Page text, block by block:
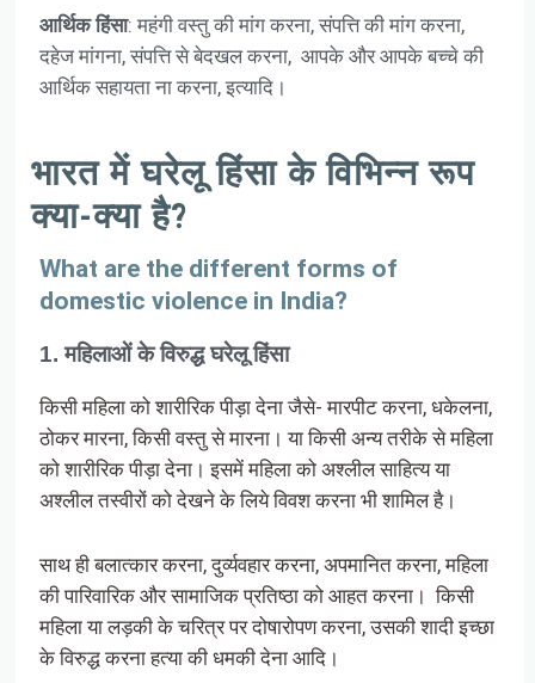
आर्थिक हिंसा: महंगी वस्तु की मांग करना, संपत्ति की मांग करना,
दहेज मांगना, संपत्ति से बेदखल करना, आपके और आपके बच्चे की
आर्थिक सहायता ना करना, इत्यादि।
भारत में घरेलू हिंसा के विभिन्न रूप
क्या-क्या है?
What are the different forms of
domestic violence in India?
1. महिलाओं के विरुद्ध घरेलू हिंसा
किसी महिला को शारीरिक पीड़ा देना जैसे- मारपीट करना, धकेलना,
ठोकर मारना, किसी वस्तु से मारना। या किसी अन्य तरीके से महिला
को शारीरिक पीड़ा देना। इसमें महिला को अश्लील साहित्य या
अश्लील तस्वीरों को देखने के लिये विवश करना भी शामिल है।
साथ ही बलात्कार करना, दुर्व्यवहार करना, अपमानित करना, महिला
की पारिवारिक और सामाजिक प्रतिष्ठा को आहत करना। किसी
महिला या लड़की के चरित्र पर दोषारोपण करना, उसकी शादी इच्छा
के विरुद्ध करना हत्या की धमकी देना आदि।